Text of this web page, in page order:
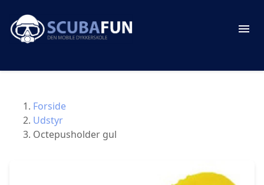
Forside
Udstyr
Octepusholder gul